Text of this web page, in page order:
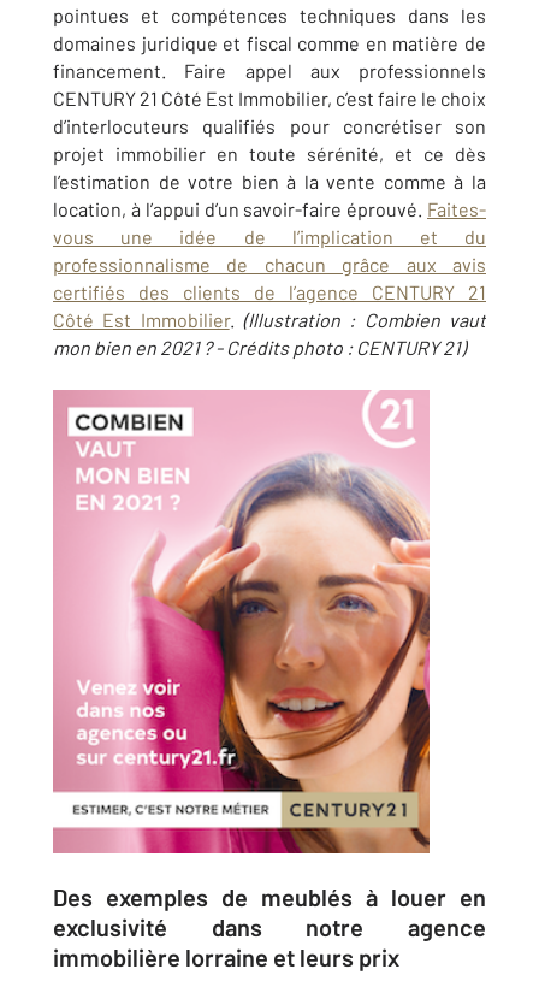
pointues et compétences techniques dans les
domaines juridique et fiscal comme en matière de
financement. Faire appel aux professionnels
CENTURY 21 Côté Est Immobilier, c’est faire le choix
d’interlocuteurs qualifiés pour concrétiser son
projet immobilier en toute sérénité, et ce dès
l’estimation de votre bien à la vente comme à la
location, à l’appui d’un savoir-faire éprouvé. Faites-
vous une idée de l’implication et du
professionnalisme de chacun grâce aux avis
certifiés des clients de l’agence CENTURY 21
Côté Est Immobilier.(Illustration : Combien vaut
mon bien en 2021 ? - Crédits photo : CENTURY 21)
Des exemples de meublés à louer en
exclusivité dans notre agence
immobilière lorraine et leurs prix